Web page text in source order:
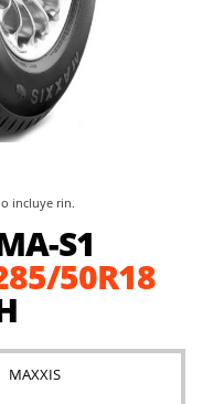
S1
50R18
MAXXIS
incluye rin.